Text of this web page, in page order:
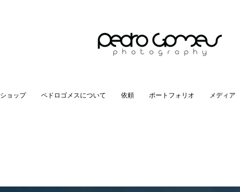
ショップ ペドロゴメスについて 依頼 ポートフォリオ メディア